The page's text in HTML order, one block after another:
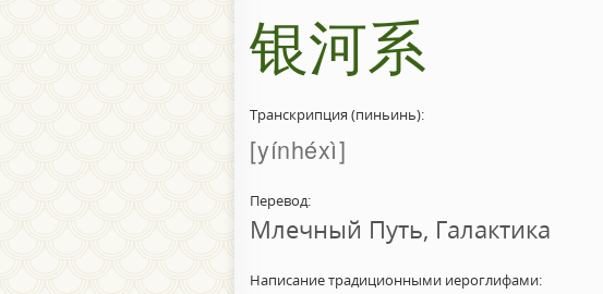
银河系
Транскрипция (пиньинь):
yínhéxì
Перевод:
Млечный Путь, Галактика
Написание традиционными иероглифами: